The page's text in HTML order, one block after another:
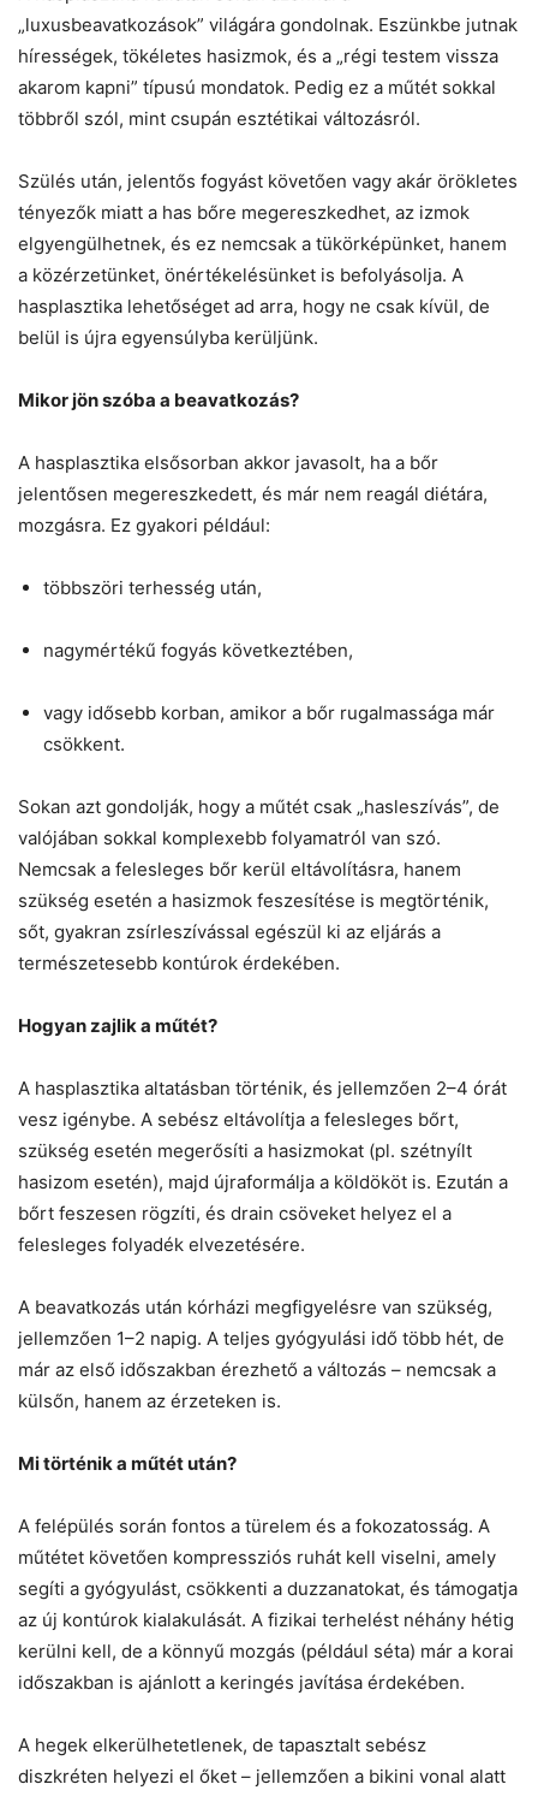
„luxusbeavatkozások” világára gondolnak. Eszünkbe jutnak
hírességek, tökéletes hasizmok, és a „régi testem vissza
akarom kapni” típusú mondatok. Pedig ez a műtét sokkal
többről szól, mint csupán esztétikai változásról.
Szülés után, jelentős fogyást követően vagy akár örökletes
tényezők miatt a has bőre megereszkedhet, az izmok
elgyengülhetnek, és ez nemcsak a tükörképünket, hanem
a közérzetünket, önértékelésünket is befolyásolja. A
hasplasztika lehetőséget ad arra, hogy ne csak kívül, de
belül is újra egyensúlyba kerüljünk.
Mikor jön szóba a beavatkozás?
A hasplasztika elsősorban akkor javasolt, ha a bőr
jelentősen megereszkedett, és már nem reagál diétára,
mozgásra. Ez gyakori például:
többszöri terhesség után,
nagymértékű fogyás következtében,
vagy idősebb korban, amikor a bőr rugalmassága már
csökkent.
Sokan azt gondolják, hogy a műtét csak „hasleszívás”, de
valójában sokkal komplexebb folyamatról van szó.
Nemcsak a felesleges bőr kerül eltávolításra, hanem
szükség esetén a hasizmok feszesítése is megtörténik,
sőt, gyakran zsírleszívással egészül ki az eljárás a
természetesebb kontúrok érdekében.
Hogyan zajlik a műtét?
A hasplasztika altatásban történik, és jellemzően 2–4 órát
vesz igénybe. A sebész eltávolítja a felesleges bőrt,
szükség esetén megerősíti a hasizmokat (pl. szétnyílt
hasizom esetén), majd újraformálja a köldököt is. Ezután a
bőrt feszesen rögzíti, és drain csöveket helyez el a
felesleges folyadék elvezetésére.
A beavatkozás után kórházi megfigyelésre van szükség,
jellemzően 1–2 napig. A teljes gyógyulási idő több hét, de
már az első időszakban érezhető a változás – nemcsak a
külsőn, hanem az érzeteken is.
Mi történik a műtét után?
A felépülés során fontos a türelem és a fokozatosság. A
műtétet követően kompressziós ruhát kell viselni, amely
segíti a gyógyulást, csökkenti a duzzanatokat, és támogatja
az új kontúrok kialakulását. A fizikai terhelést néhány hétig
kerülni kell, de a könnyű mozgás (például séta) már a korai
időszakban is ajánlott a keringés javítása érdekében.
A hegek elkerülhetetlenek, de tapasztalt sebész
diszkréten helyezi el őket – jellemzően a bikini vonal alatt